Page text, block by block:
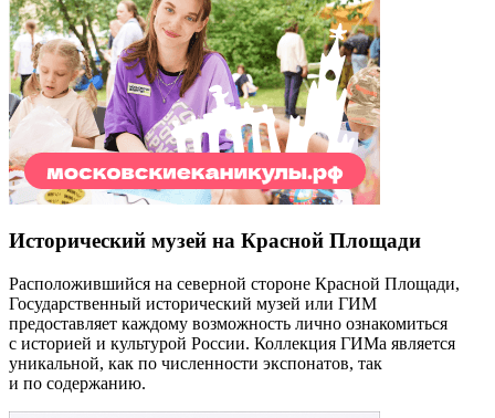
Исторический музей на Красной Площади
Расположившийся на северной стороне Красной Площади,
Государственный исторический музей или ГИМ
предоставляет каждому возможность лично ознакомиться
с историей и культурой России. Коллекция ГИМа является
уникальной, как по численности экспонатов, так
и по содержанию.